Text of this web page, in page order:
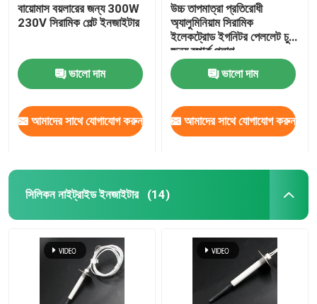
বায়োমাস বয়লারের জন্য 300W
230V সিরামিক পেল্ট ইনজাইটার
ভালো দাম
আমাদের সাথে যোগাযোগ করুন
উচ্চ তাপমাত্রা প্রতিরোধী
অ্যালুমিনিয়াম সিরামিক
ইলেকট্রোড ইগনিটর পেললেট চুলা
জন্য স্পার্ক প্লাগ
ভালো দাম
আমাদের সাথে যোগাযোগ করুন
সিলিকন নাইট্রাইড ইনজাইটার (14)